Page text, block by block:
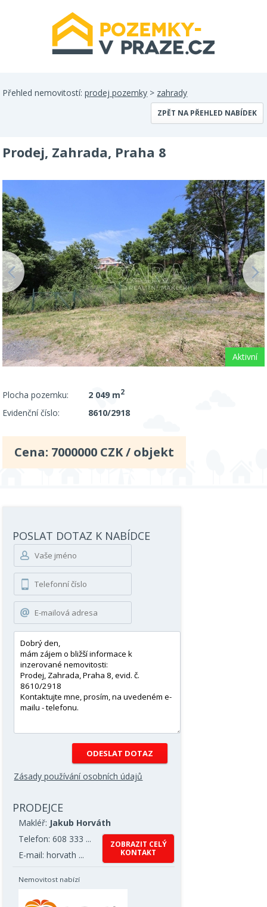
Přehled nemovitostí:prodej pozemky > zahrady
ZPĚT NA PŘEHLED NABÍDEK
Prodej, Zahrada, Praha 8
Aktivní
Plocha pozemku: 2 049 m2
Evidenční číslo: 8610/2918
Cena: 7000000 CZK / objekt
POSLAT DOTAZ K NABÍDCE
Zásady používání osobních údajů
PRODEJCE
Makléř: Jakub Horváth
Telefon: 608 333 ...
E-mail: horvath ...
ZOBRAZIT CELÝ
KONTAKT
Nemovitost nabízí